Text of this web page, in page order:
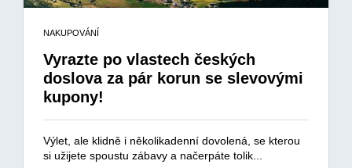
NAKUPOVÁNÍ
Vyrazte po vlastech českých
doslova za pár korun se slevovými
kupony!
Výlet, ale klidně i několikadenní dovolená, se kterou
si užijete spoustu zábavy a načerpáte tolik...